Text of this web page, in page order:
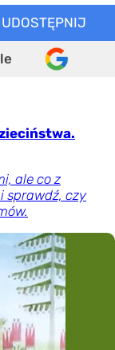
UDOSTĘPNIJ
ale co z
sprawdź, czy